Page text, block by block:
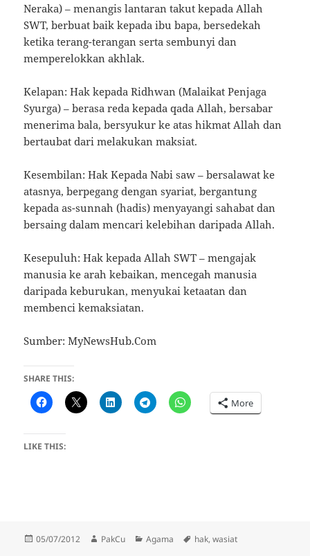
Neraka) – menangis lantaran takut kepada Allah
SWT, berbuat baik kepada ibu bapa, bersedekah
ketika terang-terangan serta sembunyi dan
memperelokkan akhlak.
Kelapan: Hak kepada Ridhwan (Malaikat Penjaga
Syurga) – berasa reda kepada qada Allah, bersabar
menerima bala, bersyukur ke atas hikmat Allah dan
bertaubat dari melakukan maksiat.
Kesembilan: Hak Kepada Nabi saw – bersalawat ke
atasnya, berpegang dengan syariat, bergantung
kepada as-sunnah (hadis) menyayangi sahabat dan
bersaing dalam mencari kelebihan daripada Allah.
Kesepuluh: Hak kepada Allah SWT – mengajak
manusia ke arah kebaikan, mencegah manusia
daripada keburukan, menyukai ketaatan dan
membenci kemaksiatan.
Sumber: MyNewsHub.Com
SHARE THIS:
More
LIKE THIS:
Posted
05/07/2012 Author
PakCu Categories
Agama Tags
hak,wasiat